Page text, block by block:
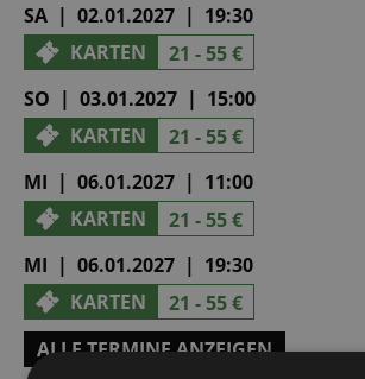
SA | 02.01.2027 | 19:30
KARTEN
21 - 55 €
SO | 03.01.2027 | 15:00
KARTEN
21 - 55 €
MI | 06.01.2027 | 11:00
KARTEN
21 - 55 €
MI | 06.01.2027 | 19:30
KARTEN
21 - 55 €
ALLE TERMINE ANZEIGEN